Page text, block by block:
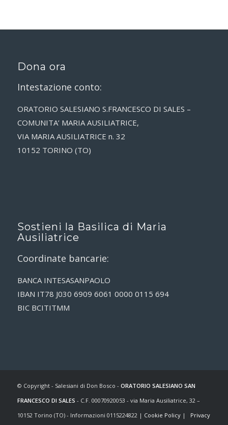
Dona ora
Intestazione conto:
ORATORIO SALESIANO S.FRANCESCO DI SALES –
COMUNITA’ MARIA AUSILIATRICE,
VIA MARIA AUSILIATRICE n. 32
10152 TORINO (TO)
Sostieni la Basilica di Maria
Ausiliatrice
Coordinate bancarie:
BANCA INTESASANPAOLO
IBAN IT78 J030 6909 6061 0000 0115 694
BIC BCITITMM
© Copyright - Salesiani di Don Bosco - ORATORIO SALESIANO SAN
FRANCESCO DI SALES - C.F. 00070920053 - via Maria Ausiliatrice, 32 –
10152 Torino (TO) - Informazioni 0115224822 | Cookie Policy| Privacy